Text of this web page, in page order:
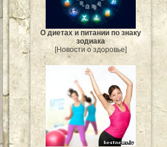
О диетах и питании по знаку
зодиака
[Новости о здоровье]